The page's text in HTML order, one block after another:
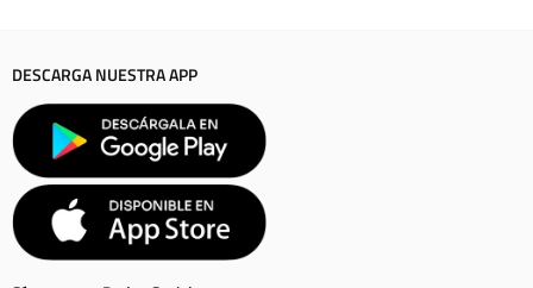
DESCARGA NUESTRA APP